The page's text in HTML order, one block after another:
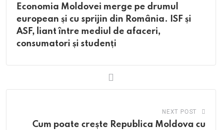
Economia Moldovei merge pe drumul
european și cu sprijin din România. ISF și
ASF, liant între mediul de afaceri,
consumatori și studenți
NEXT POST
Cum poate crește Republica Moldova cu